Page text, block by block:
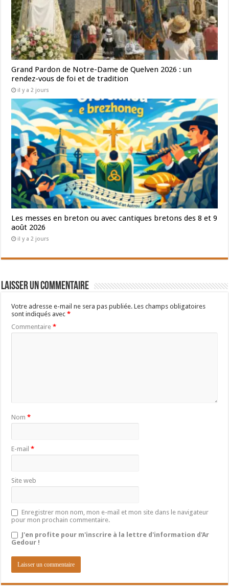
Grand Pardon de Notre-Dame de Quelven 2026 : un
rendez-vous de foi et de tradition
il y a 2 jours
Les messes en breton ou avec cantiques bretons des 8 et 9
août 2026
il y a 2 jours
Laisser un commentaire
Votre adresse e-mail ne sera pas publiée. Les champs obligatoires
sont indiqués avec*
Commentaire*
Nom*
E-mail*
Site web
Enregistrer mon nom, mon e-mail et mon site dans le navigateur
pour mon prochain commentaire.
J'en profite pour m'inscrire à la lettre d'information d'Ar
Gedour !